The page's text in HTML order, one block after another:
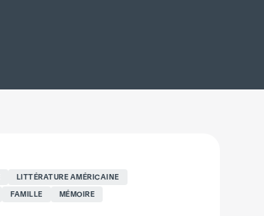
LITTÉRATURE AMÉRICAINE
FAMILLE MÉMOIRE